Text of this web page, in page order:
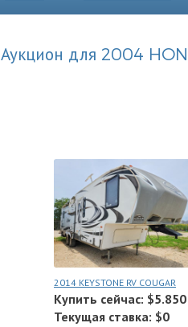
Аукцион для 2004
2014 KEYSTONE RV COUGAR
Купить сейчас: $5.850
Текущая ставка: $0